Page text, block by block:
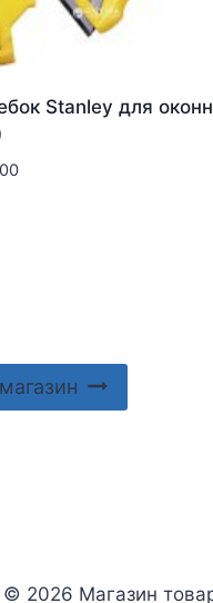
Stanley для
© 2026 Магазин